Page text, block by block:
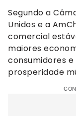
Segundo a
Unidos e a
comercial
maiores
consumidores
prosperidade